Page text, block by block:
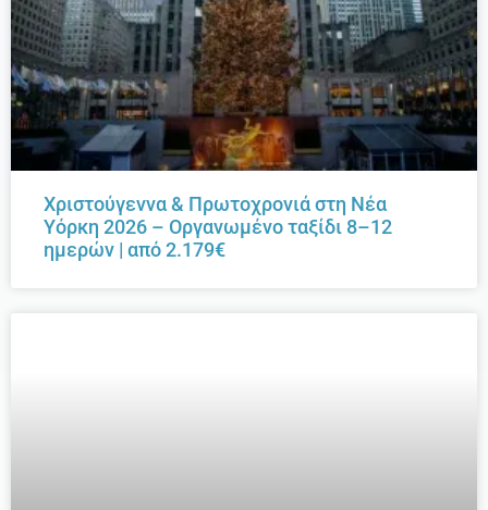
Χριστούγεννα & Πρωτοχρονιά στη Νέα
Υόρκη 2026 – Οργανωμένο ταξίδι 8–12
ημερών | από 2.179€